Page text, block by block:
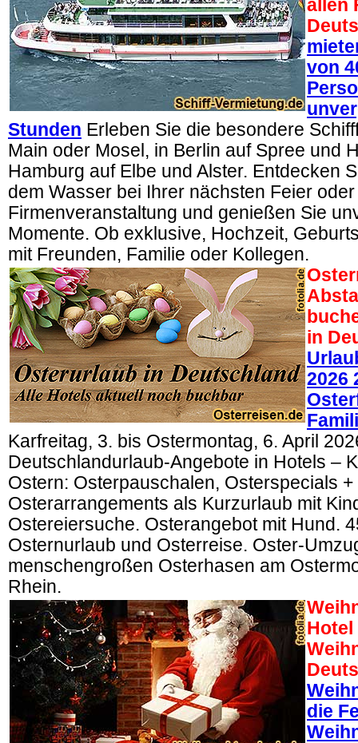
allen
von
Stunden Erleben Sie die besondere
Main oder Mosel, in Berlin auf Spree und
Hamburg auf Elbe und Alster. Entdecken
dem Wasser bei Ihrer nächsten Feier oder
Firmenveranstaltung und genießen Sie
Momente. Ob exklusive, Hochzeit,
mit Freunden, Familie oder Kollegen.
in
2026
Karfreitag, 3. bis Ostermontag, 6. April
Deutschlandurlaub-Angebote in Hotels –
Ostern: Osterpauschalen, Osterspecials +
Osterarrangements als Kurzurlaub mit
Ostereiersuche. Osterangebot mit Hund.
Osternurlaub und Osterreise. Oster-
menschengroßen Osterhasen am
Rhein.
Hotel
die